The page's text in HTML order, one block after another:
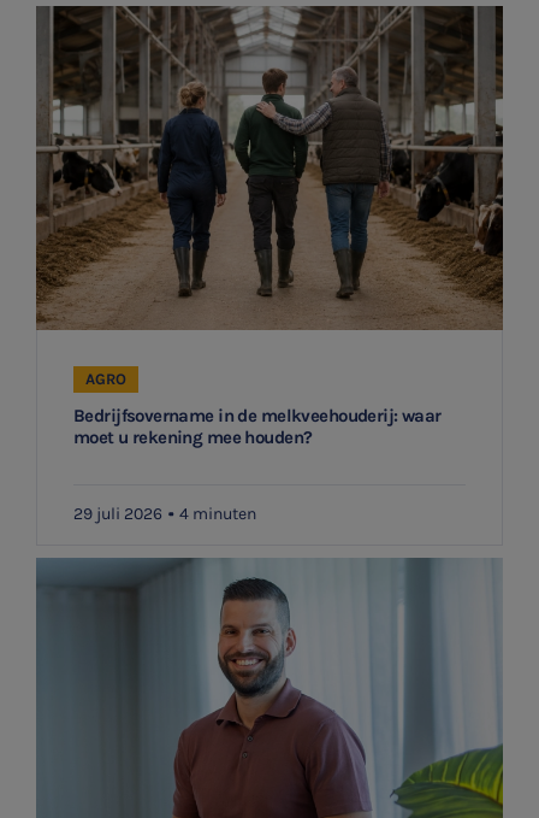
E-commerce
Ondernemer en privé
HR Advies
Agro
Vacatures
Aanmelden
Bedrijfsovername in de melkveehouderij: waar
moet u rekening mee houden?
AGRO
29 juli 2026 4 minuten